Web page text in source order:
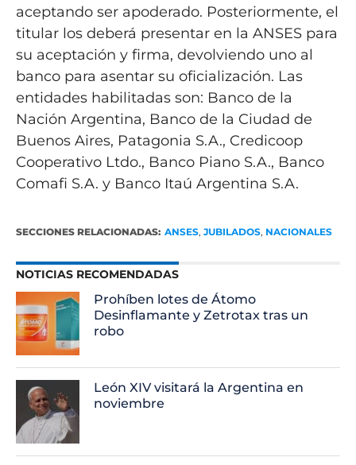
aceptando ser apoderado. Posteriormente, el
titular los deberá presentar en la ANSES para
su aceptación y firma, devolviendo uno al
banco para asentar su oficialización. Las
entidades habilitadas son: Banco de la
Nación Argentina, Banco de la Ciudad de
Buenos Aires, Patagonia S.A., Credicoop
Cooperativo Ltdo., Banco Piano S.A., Banco
Comafi S.A. y Banco Itaú Argentina S.A.
SECCIONES RELACIONADAS: ANSES, JUBILADOS, NACIONALES
NOTICIAS RECOMENDADAS
Prohíben lotes de Átomo
Desinflamante y Zetrotax tras un
robo
León XIV visitará la Argentina en
noviembre